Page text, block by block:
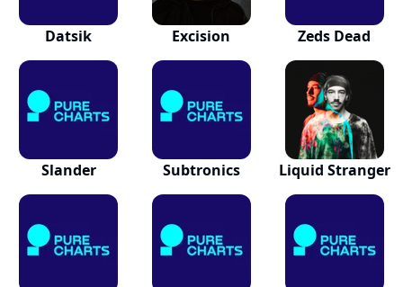
Datsik Excision Zeds Dead
Slander Subtronics Liquid Stranger